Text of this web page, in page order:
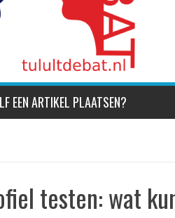
EEN ARTIKEL PLAATSEN?
testen: wat